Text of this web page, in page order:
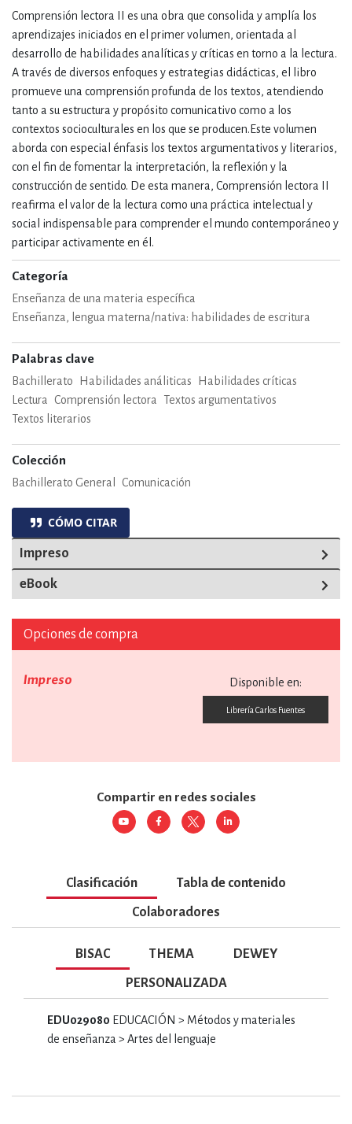
Comprensión lectora II es una obra que consolida y amplía los
aprendizajes iniciados en el primer volumen, orientada al
desarrollo de habilidades analíticas y críticas en torno a la lectura.
A través de diversos enfoques y estrategias didácticas, el libro
promueve una comprensión profunda de los textos, atendiendo
tanto a su estructura y propósito comunicativo como a los
contextos socioculturales en los que se producen.Este volumen
aborda con especial énfasis los textos argumentativos y literarios,
con el fin de fomentar la interpretación, la reflexión y la
construcción de sentido. De esta manera, Comprensión lectora II
reafirma el valor de la lectura como una práctica intelectual y
social indispensable para comprender el mundo contemporáneo y
participar activamente en él.
Categoría
Enseñanza de una materia específica
Enseñanza, lengua materna/nativa: habilidades de escritura
Palabras clave
Bachillerato Habilidades análiticas
Habilidades críticas
Lectura Comprensión lectora
Textos argumentativos
Textos literarios
Colección
Bachillerato General Comunicación
CÓMO CITAR
Impreso
eBook
Opciones de compra
Impreso Disponible en:
Librería Carlos Fuentes
Compartir en redes sociales
Clasificación Tabla de contenido
Colaboradores
BISAC THEMA DEWEY
PERSONALIZADA
EDU029080 EDUCACIÓN > Métodos y materiales
de enseñanza > Artes del lenguaje